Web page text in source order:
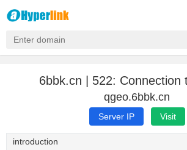
6bbk.cn | 522: Connection
qgeo.6bbk.cn
Server IP Visit
introduction